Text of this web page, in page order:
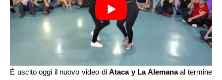
É uscito oggi il nuovo video diAtaca y La Alemanaal termine